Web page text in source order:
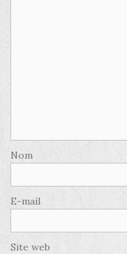
Nom
E-mail
Site web